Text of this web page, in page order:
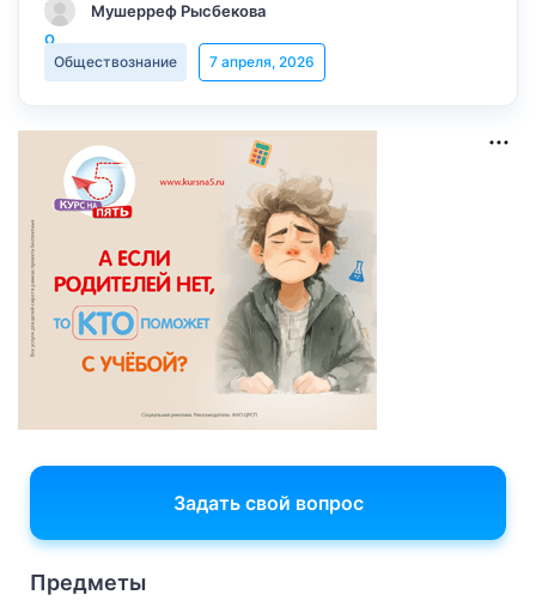
Мушерреф Рысбекова
Обществознание 7 апреля, 2026
Задать свой вопрос
Предметы